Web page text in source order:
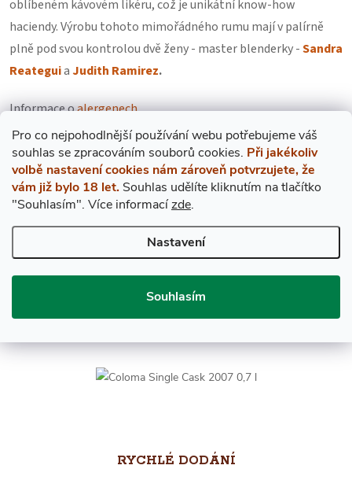
Pro co nejpohodlnější používání webu potřebujeme váš
souhlas se zpracováním souborů cookies. Při jakékoliv
volbě nastavení cookies nám zároveň potvrzujete, že
vám již bylo 18 let. Souhlas udělíte kliknutím na tlačítko
"Souhlasím". Více informacízde.
Nastavení
Souhlasím
oblíbeném kávovém likéru, což je unikátní know-how
haciendy. Výrobu tohoto mimořádného rumu mají v palírně
plně pod svou kontrolou dvě ženy - master blenderky -Sandra
Reateguia Judith Ramirez.
Informace oalergenech.
EXPRES PO PRAZE
RYCHLÉ DODÁNÍ